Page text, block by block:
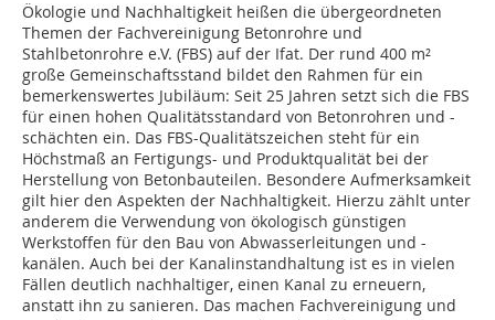
Ökologie und Nachhaltigkeit heißen die übergeordneten
Themen der Fachvereinigung Betonrohre und
Stahlbetonrohre e.V. (FBS) auf der Ifat. Der rund 400 m²
große Gemeinschaftsstand bildet den Rahmen für ein
bemerkenswertes Jubiläum: Seit 25 Jahren setzt sich die FBS
für einen hohen Qualitätsstandard von Betonrohren und -
schächten ein. Das FBS-Qualitätszeichen steht für ein
Höchstmaß an Fertigungs- und Produktqualität bei der
Herstellung von Betonbauteilen. Besondere Aufmerksamkeit
gilt hier den Aspekten der Nachhaltigkeit. Hierzu zählt unter
anderem die Verwendung von ökologisch günstigen
Werkstoffen für den Bau von Abwasserleitungen und -
kanälen. Auch bei der Kanalinstandhaltung ist es in vielen
Fällen deutlich nachhaltiger, einen Kanal zu erneuern,
anstatt ihn zu sanieren. Das machen Fachvereinigung und